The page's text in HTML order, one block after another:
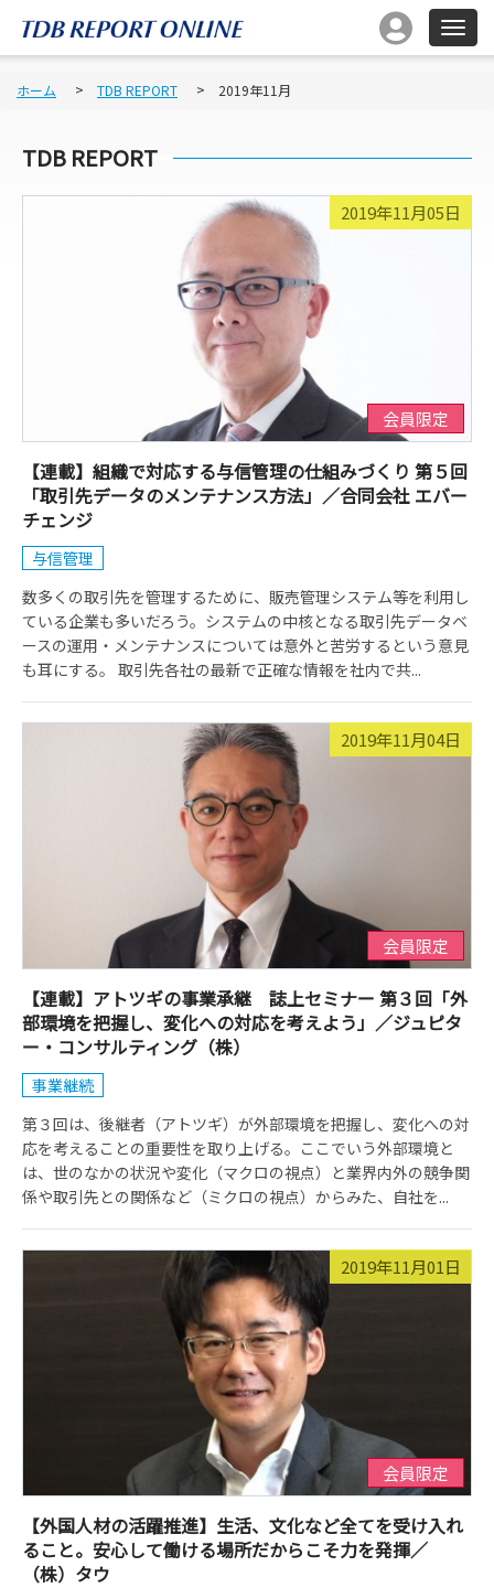
ホーム TDB REPORT 2019年11月
TDB REPORT
2019年11月05日
会員限定
【連載】組織で対応する与信管理の仕組みづくり 第５回
「取引先データのメンテナンス方法」／合同会社 エバー
チェンジ
与信管理
数多くの取引先を管理するために、販売管理システム等を利用し
ている企業も多いだろう。システムの中核となる取引先データベ
ースの運用・メンテナンスについては意外と苦労するという意見
も耳にする。 取引先各社の最新で正確な情報を社内で共...
2019年11月04日
会員限定
【連載】アトツギの事業承継 誌上セミナー 第３回「外
部環境を把握し、変化への対応を考えよう」／ジュピタ
ー・コンサルティング（株）
事業継続
第３回は、後継者（アトツギ）が外部環境を把握し、変化への対
応を考えることの重要性を取り上げる。ここでいう外部環境と
は、世のなかの状況や変化（マクロの視点）と業界内外の競争関
係や取引先との関係など（ミクロの視点）からみた、自社を...
2019年11月01日
会員限定
【外国人材の活躍推進】生活、文化など全てを受け入れ
ること。安心して働ける場所だからこそ力を発揮／
（株）タウ